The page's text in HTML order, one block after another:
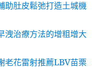
助肚皮鬆弛打造土城機
洩治療方法的增粗增大
老花雷射推薦LBV苗栗